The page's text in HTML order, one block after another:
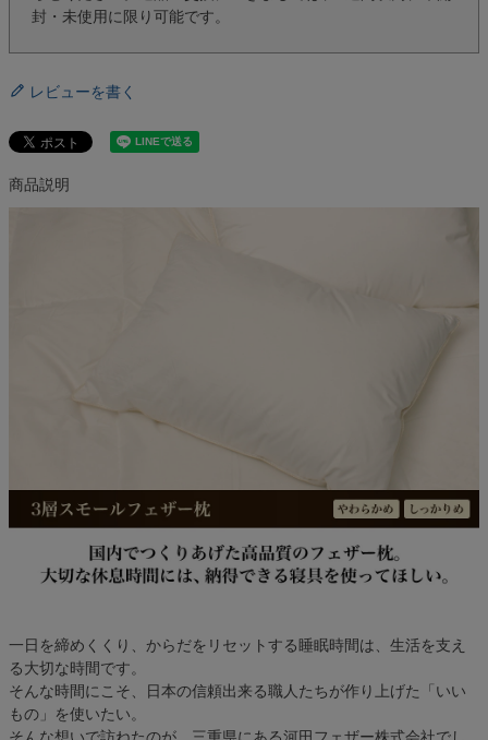
封・未使用に限り可能です。
レビューを書く
商品説明
一日を締めくくり、からだをリセットする睡眠時間は、生活を支え
る大切な時間です。
そんな時間にこそ、日本の信頼出来る職人たちが作り上げた「いい
もの」を使いたい。